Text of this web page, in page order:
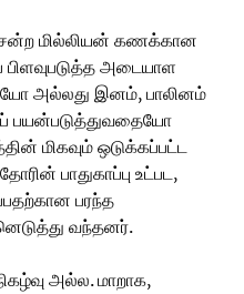
மில்லியன் கணக்கான
அடையாள
அல்லது இனம், பாலினம்
பயன்படுத்துவதையோ
மிகவும் ஒடுக்கப்பட்ட
பாதுகாப்பு உட்பட,
பரந்த
வந்தனர்.
அல்ல. மாறாக,